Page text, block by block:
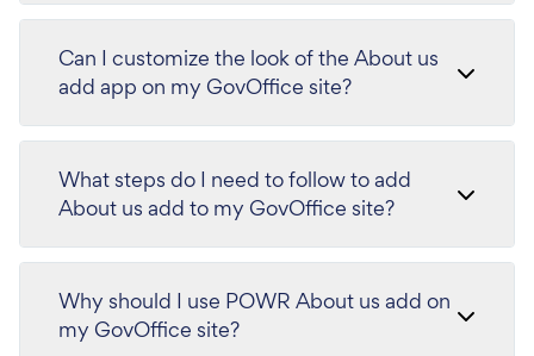
Can I customize the look of the About us
add app on my GovOffice site?
What steps do I need to follow to add
About us add to my GovOffice site?
Why should I use POWR About us add on
my GovOffice site?